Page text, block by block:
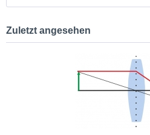
Zuletzt angesehen